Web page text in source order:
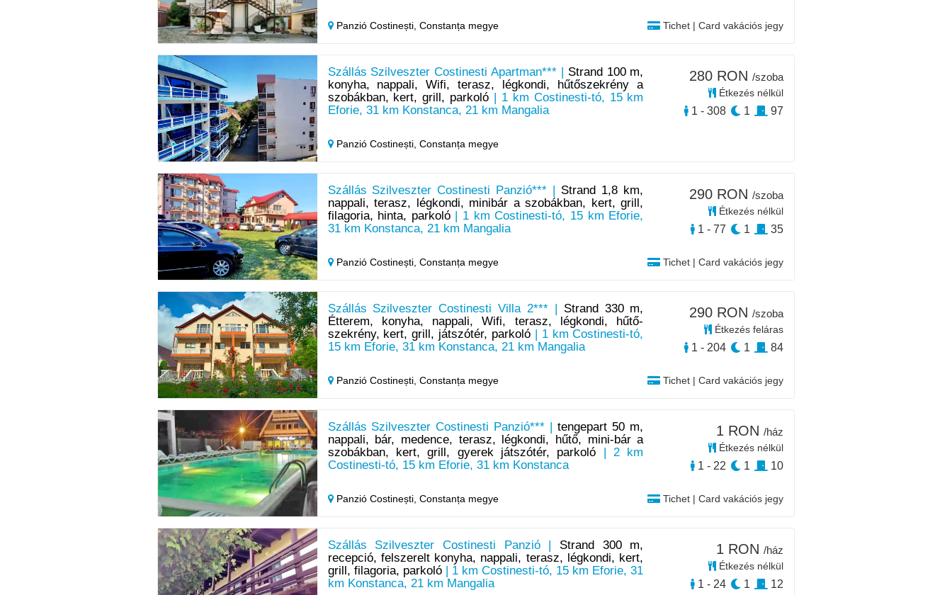
Panzió Costinești, Constanța megye Tichet | Card vakációs jegy
Szállás Szilveszter Costinesti Apartman*** | Strand 100 m,
konyha, nappali, Wifi, terasz, légkondi, hűtőszekrény a
szobákban, kert, grill, parkoló | 1 km Costinesti-tó, 15 km
Eforie, 31 km Konstanca, 21 km Mangalia
Panzió Costinești, Constanța megye
280 RON /szoba
Étkezés nélkül
1 - 308 1 97
Szállás Szilveszter Costinesti Panzió*** | Strand 1,8 km,
nappali, terasz, légkondi, minibár a szobákban, kert, grill,
filagoria, hinta, parkoló| 1 km Costinesti-tó, 15 km Eforie,
31 km Konstanca, 21 km Mangalia
Panzió Costinești, Constanța megye Tichet | Card vakációs jegy
290 RON /szoba
Étkezés nélkül
1 - 77 1 35
Szállás Szilveszter Costinesti Villa 2*** | Strand 330 m,
Étterem, konyha, nappali, Wifi, terasz, légkondi, hűtő-
szekrény, kert, grill, játszótér, parkoló| 1 km Costinesti-tó,
15 km Eforie, 31 km Konstanca, 21 km Mangalia
Panzió Costinești, Constanța megye Tichet | Card vakációs jegy
290 RON /szoba
Étkezés feláras
1 - 204 1 84
Szállás Szilveszter Costinesti Panzió*** |tengepart 50 m,
nappali, bár, medence, terasz, légkondi, hűtő, mini-bár a
szobákban, kert, grill, gyerek játszótér, parkoló | 2 km
Costinesti-tó, 15 km Eforie, 31 km Konstanca
Panzió Costinești, Constanța megye Tichet | Card vakációs jegy
1 RON /ház
Étkezés nélkül
1 - 22 1 10
Szállás Szilveszter Costinesti Panzió | Strand 300 m,
recepció, felszerelt konyha, nappali, terasz, légkondi, kert,
grill, filagoria, parkoló| 1 km Costinesti-tó, 15 km Eforie, 31
km Konstanca, 21 km Mangalia
1 RON /ház
Étkezés nélkül
1 - 24 1 12